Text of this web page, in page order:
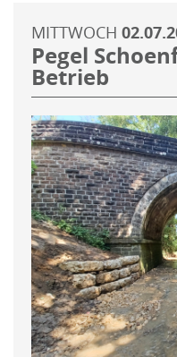
MITTWOCH
Pegel
Betrieb